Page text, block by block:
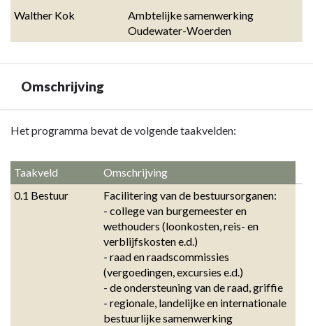
Walther Kok
Ambtelijke samenwerking
Oudewater-Woerden
Omschrijving
Terug
navigatie
Programma
Het programma bevat de volgende taakvelden:
Taakveld
Omschrijving
0.1 Bestuur
Facilitering van de bestuursorganen:
- college van burgemeester en
wethouders (loonkosten, reis- en
verblijfskosten e.d.)
- raad en raadscommissies
(vergoedingen, excursies e.d.)
- de ondersteuning van de raad, griffie
- regionale, landelijke en internationale
bestuurlijke samenwerking